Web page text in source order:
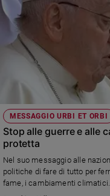
MESSAGGIO URBI ET ORBI
Stop alle guerre e alle
protetta
Nel suo messaggio alle
politiche di fare di tutto per
fame, i cambiamenti